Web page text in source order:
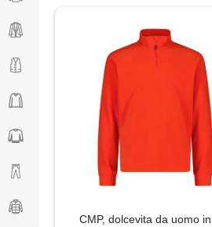
CMP, dolcevita da uomo